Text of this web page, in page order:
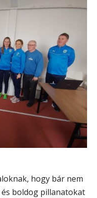
hogy bár nem
és boldog pillanatokat